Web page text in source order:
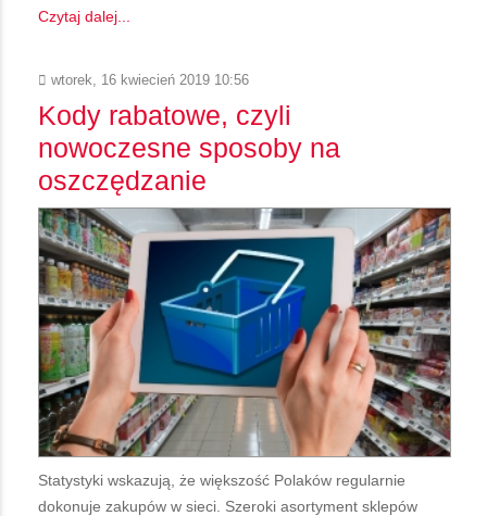
Czytaj dalej...
wtorek, 16 kwiecień 2019 10:56
Kody rabatowe, czyli
nowoczesne sposoby na
oszczędzanie
Statystyki wskazują, że większość Polaków regularnie
dokonuje zakupów w sieci. Szeroki asortyment sklepów